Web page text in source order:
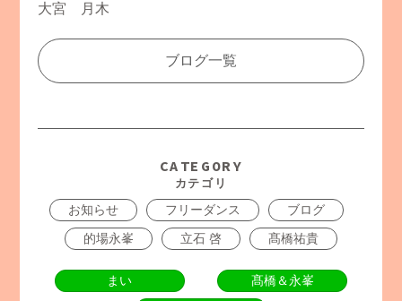
大宮 月木
ブログ一覧
CATEGORY
カテゴリ
お知らせ フリーダンス
ブログ
的場永峯
立石 啓 髙橋祐貴
まい
髙橋＆永峯